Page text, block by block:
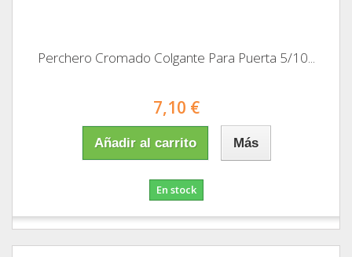
Perchero Cromado Colgante Para Puerta 5/10...
7,10 €
Añadir al carrito Más
En stock